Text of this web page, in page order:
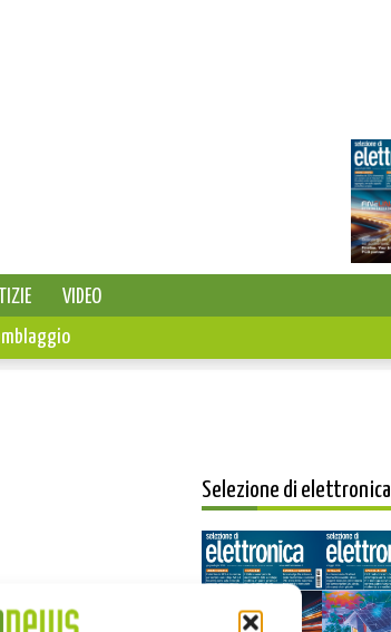
VIDEO
Selezione di elettronica